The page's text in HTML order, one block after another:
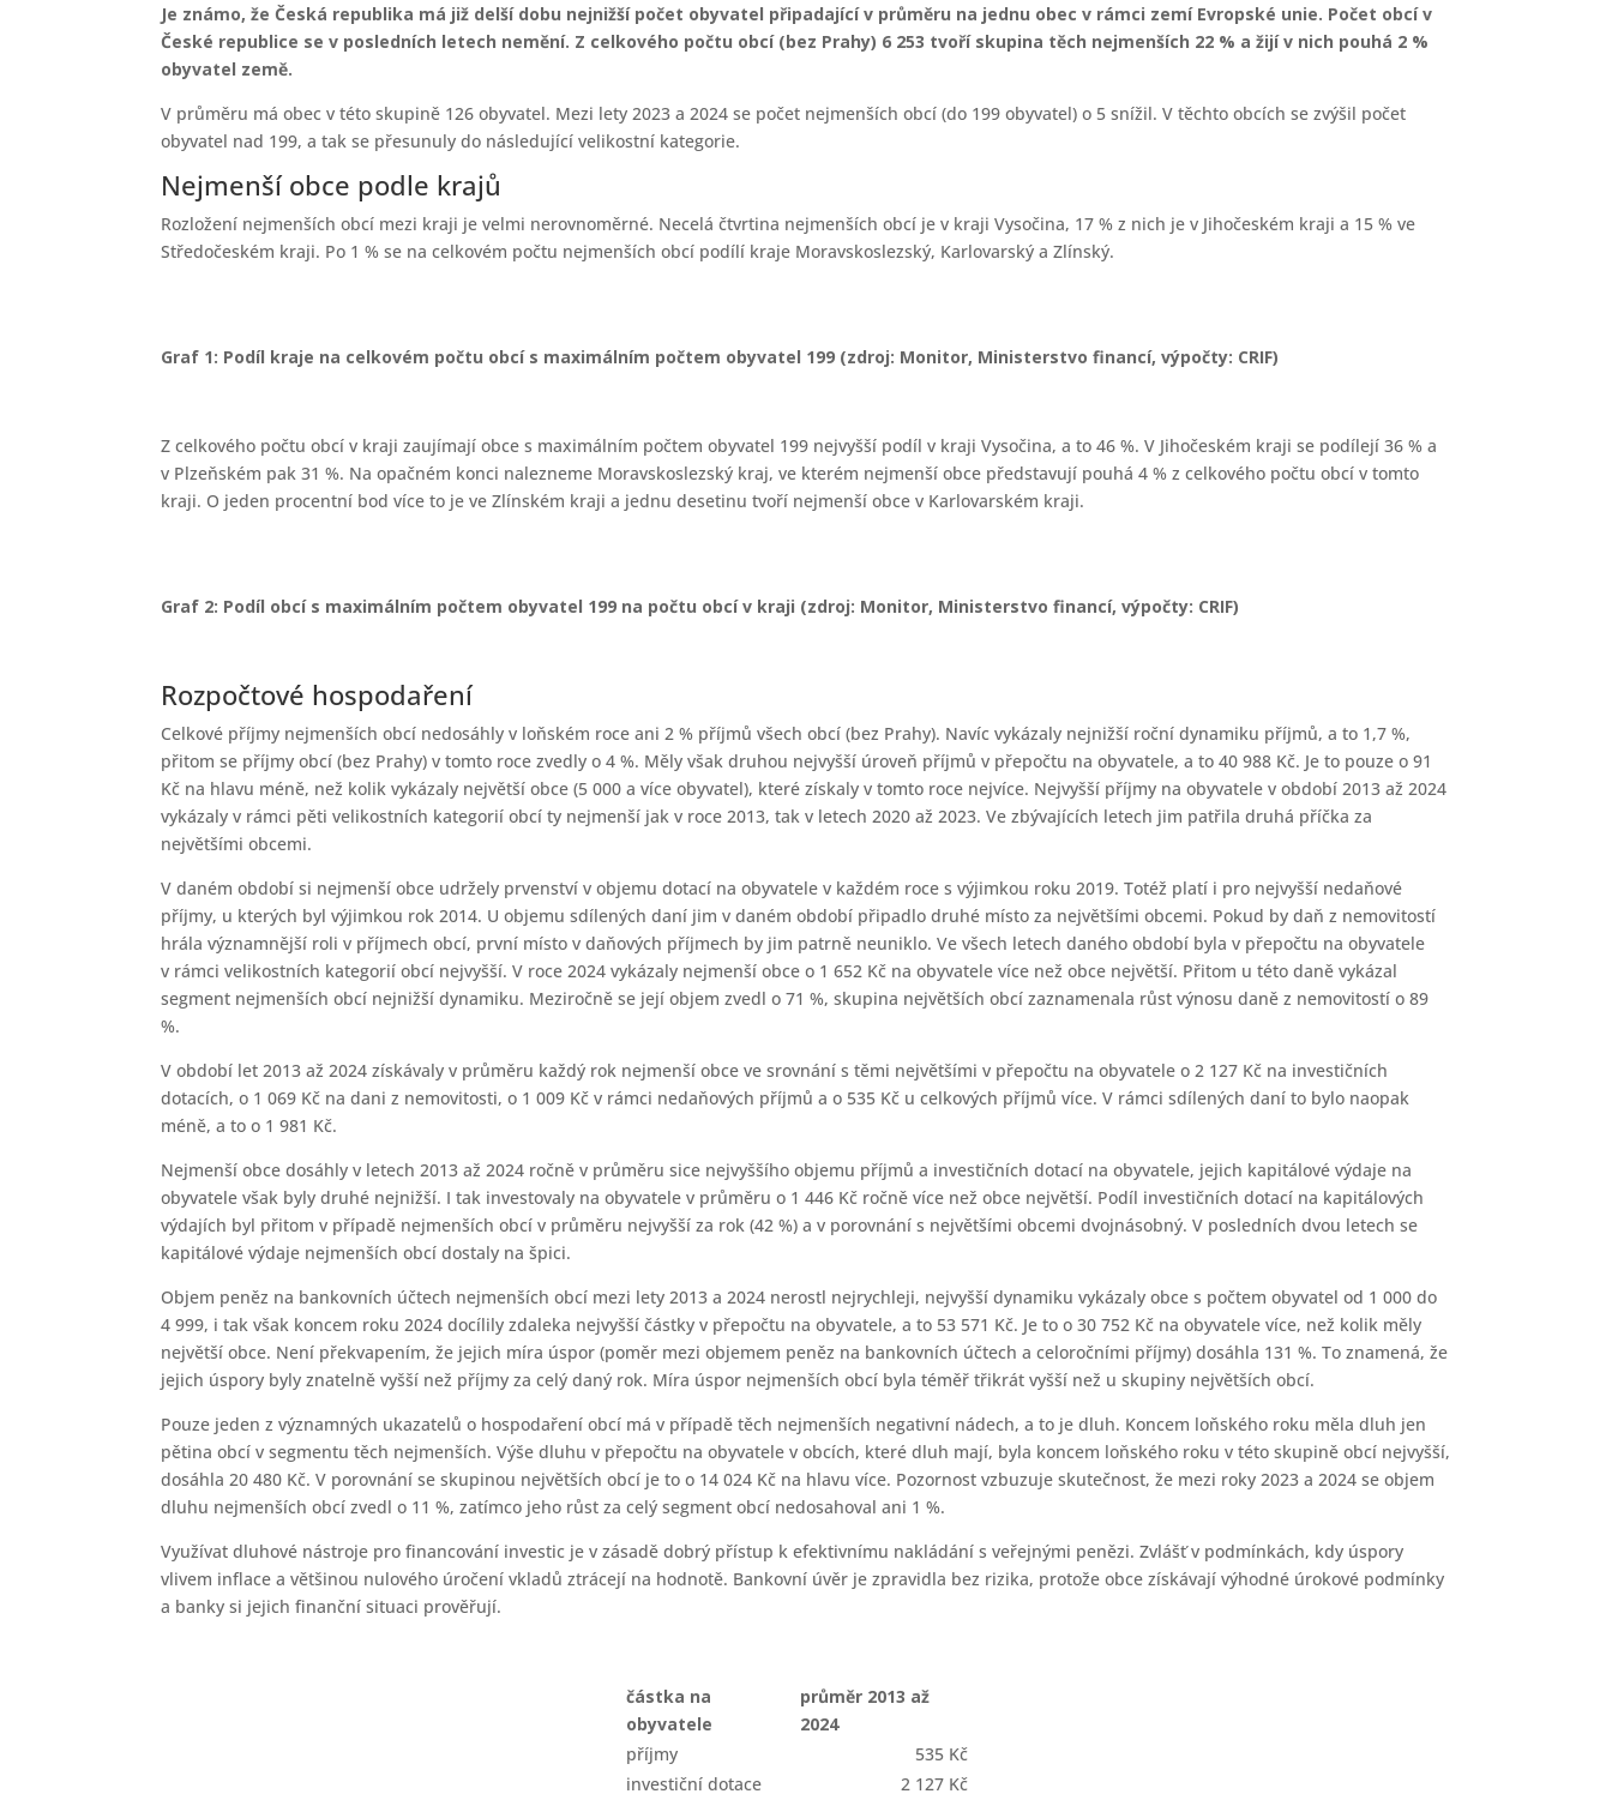
Je známo, že Česká republika má již delší dobu nejnižší počet obyvatel připadající v průměru na jednu obec v rámci zemí Evropské unie. Počet obcí v
České republice se v posledních letech nemění. Z celkového počtu obcí (bez Prahy) 6 253 tvoří skupina těch nejmenších 22 % a žijí v nich pouhá 2 %
obyvatel země.
V průměru má obec v této skupině 126 obyvatel. Mezi lety 2023 a 2024 se počet nejmenších obcí (do 199 obyvatel) o 5 snížil. V těchto obcích se zvýšil počet
obyvatel nad 199, a tak se přesunuly do následující velikostní kategorie.
Nejmenší obce podle krajů
Rozložení nejmenších obcí mezi kraji je velmi nerovnoměrné. Necelá čtvrtina nejmenších obcí je v kraji Vysočina, 17 % z nich je v Jihočeském kraji a 15 % ve
Středočeském kraji. Po 1 % se na celkovém počtu nejmenších obcí podílí kraje Moravskoslezský, Karlovarský a Zlínský.
Graf 1: Podíl kraje na celkovém počtu obcí s maximálním počtem obyvatel 199 (zdroj: Monitor, Ministerstvo financí, výpočty: CRIF)
Z celkového počtu obcí v kraji zaujímají obce s maximálním počtem obyvatel 199 nejvyšší podíl v kraji Vysočina, a to 46 %. V Jihočeském kraji se podílejí 36 % a
v Plzeňském pak 31 %. Na opačném konci nalezneme Moravskoslezský kraj, ve kterém nejmenší obce představují pouhá 4 % z celkového počtu obcí v tomto
kraji. O jeden procentní bod více to je ve Zlínském kraji a jednu desetinu tvoří nejmenší obce v Karlovarském kraji.
Graf 2: Podíl obcí s maximálním počtem obyvatel 199 na počtu obcí v kraji (zdroj: Monitor, Ministerstvo financí, výpočty: CRIF)
Rozpočtové hospodaření
Celkové příjmy nejmenších obcí nedosáhly v loňském roce ani 2 % příjmů všech obcí (bez Prahy). Navíc vykázaly nejnižší roční dynamiku příjmů, a to 1,7 %,
přitom se příjmy obcí (bez Prahy) v tomto roce zvedly o 4 %. Měly však druhou nejvyšší úroveň příjmů v přepočtu na obyvatele, a to 40 988 Kč. Je to pouze o 91
Kč na hlavu méně, než kolik vykázaly největší obce (5 000 a více obyvatel), které získaly v tomto roce nejvíce. Nejvyšší příjmy na obyvatele v období 2013 až 2024
vykázaly v rámci pěti velikostních kategorií obcí ty nejmenší jak v roce 2013, tak v letech 2020 až 2023. Ve zbývajících letech jim patřila druhá příčka za
největšími obcemi.
V daném období si nejmenší obce udržely prvenství v objemu dotací na obyvatele v každém roce s výjimkou roku 2019. Totéž platí i pro nejvyšší nedaňové
příjmy, u kterých byl výjimkou rok 2014. U objemu sdílených daní jim v daném období připadlo druhé místo za největšími obcemi. Pokud by daň z nemovitostí
hrála významnější roli v příjmech obcí, první místo v daňových příjmech by jim patrně neuniklo. Ve všech letech daného období byla v přepočtu na obyvatele
v rámci velikostních kategorií obcí nejvyšší. V roce 2024 vykázaly nejmenší obce o 1 652 Kč na obyvatele více než obce největší. Přitom u této daně vykázal
segment nejmenších obcí nejnižší dynamiku. Meziročně se její objem zvedl o 71 %, skupina největších obcí zaznamenala růst výnosu daně z nemovitostí o 89
%.
V období let 2013 až 2024 získávaly v průměru každý rok nejmenší obce ve srovnání s těmi největšími v přepočtu na obyvatele o 2 127 Kč na investičních
dotacích, o 1 069 Kč na dani z nemovitosti, o 1 009 Kč v rámci nedaňových příjmů a o 535 Kč u celkových příjmů více. V rámci sdílených daní to bylo naopak
méně, a to o 1 981 Kč.
Nejmenší obce dosáhly v letech 2013 až 2024 ročně v průměru sice nejvyššího objemu příjmů a investičních dotací na obyvatele, jejich kapitálové výdaje na
obyvatele však byly druhé nejnižší. I tak investovaly na obyvatele v průměru o 1 446 Kč ročně více než obce největší. Podíl investičních dotací na kapitálových
výdajích byl přitom v případě nejmenších obcí v průměru nejvyšší za rok (42 %) a v porovnání s největšími obcemi dvojnásobný. V posledních dvou letech se
kapitálové výdaje nejmenších obcí dostaly na špici.
Objem peněz na bankovních účtech nejmenších obcí mezi lety 2013 a 2024 nerostl nejrychleji, nejvyšší dynamiku vykázaly obce s počtem obyvatel od 1 000 do
4 999, i tak však koncem roku 2024 docílily zdaleka nejvyšší částky v přepočtu na obyvatele, a to 53 571 Kč. Je to o 30 752 Kč na obyvatele více, než kolik měly
největší obce. Není překvapením, že jejich míra úspor (poměr mezi objemem peněz na bankovních účtech a celoročními příjmy) dosáhla 131 %. To znamená, že
jejich úspory byly znatelně vyšší než příjmy za celý daný rok. Míra úspor nejmenších obcí byla téměř třikrát vyšší než u skupiny největších obcí.
Pouze jeden z významných ukazatelů o hospodaření obcí má v případě těch nejmenších negativní nádech, a to je dluh. Koncem loňského roku měla dluh jen
pětina obcí v segmentu těch nejmenších. Výše dluhu v přepočtu na obyvatele v obcích, které dluh mají, byla koncem loňského roku v této skupině obcí nejvyšší,
dosáhla 20 480 Kč. V porovnání se skupinou největších obcí je to o 14 024 Kč na hlavu více. Pozornost vzbuzuje skutečnost, že mezi roky 2023 a 2024 se objem
dluhu nejmenších obcí zvedl o 11 %, zatímco jeho růst za celý segment obcí nedosahoval ani 1 %.
Využívat dluhové nástroje pro financování investic je v zásadě dobrý přístup k efektivnímu nakládání s veřejnými penězi. Zvlášť v podmínkách, kdy úspory
vlivem inflace a většinou nulového úročení vkladů ztrácejí na hodnotě. Bankovní úvěr je zpravidla bez rizika, protože obce získávají výhodné úrokové podmínky
a banky si jejich finanční situaci prověřují.
částka na
obyvatele
průměr 2013 až
2024
příjmy
535 Kč
investiční dotace
2 127 Kč